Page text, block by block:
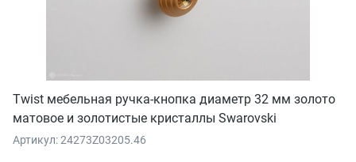
Twist мебельная ручка-кнопка диаметр 32 мм золото
матовое и золотистые кристаллы Swarovski
Артикул: 24273Z03205.46